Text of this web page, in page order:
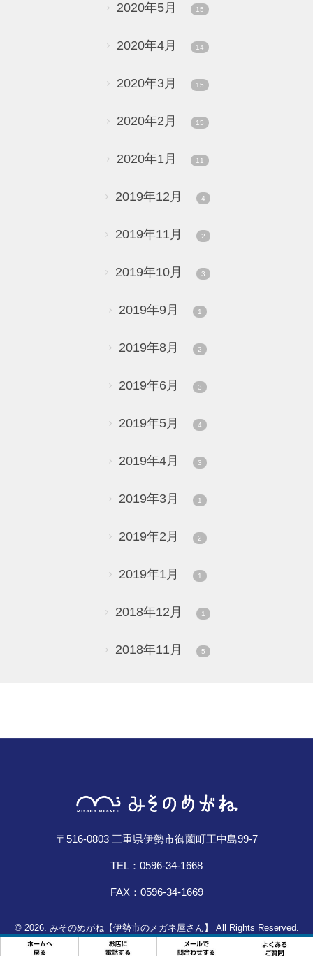
2020年5月 15
2020年4月 14
2020年3月 15
2020年2月 15
2020年1月 11
2019年12月 4
2019年11月 2
2019年10月 3
2019年9月 1
2019年8月 2
2019年6月 3
2019年5月 4
2019年4月 3
2019年3月 1
2019年2月 2
2019年1月 1
2018年12月 1
2018年11月 5
〒516-0803 三重県伊勢市御薗町王中島99-7
TEL：0596-34-1668
FAX：0596-34-1669
© 2026. みそのめがね【伊勢市のメガネ屋さん】 All Rights Reserved.